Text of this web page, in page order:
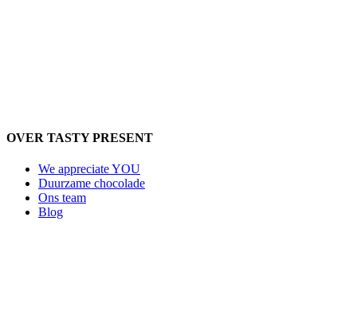
OVER TASTY PRESENT
We appreciate YOU
Duurzame chocolade
Ons team
Blog